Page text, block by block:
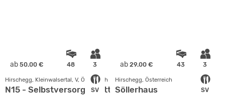
ab 50.00 € 48 3
SV
Hirschegg, Kleinwalsertal, V, Österreich
N15 - Selbstversorgerhütte im Kleinwalsertal
ab 29.00 € 43 3
SV
Hirschegg, Österreich
Söllerhaus